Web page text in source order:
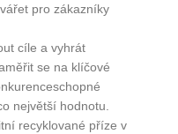
pro zákazníky
cíle a vyhrát
se na klíčové
největší hodnotu.
recyklované příze v